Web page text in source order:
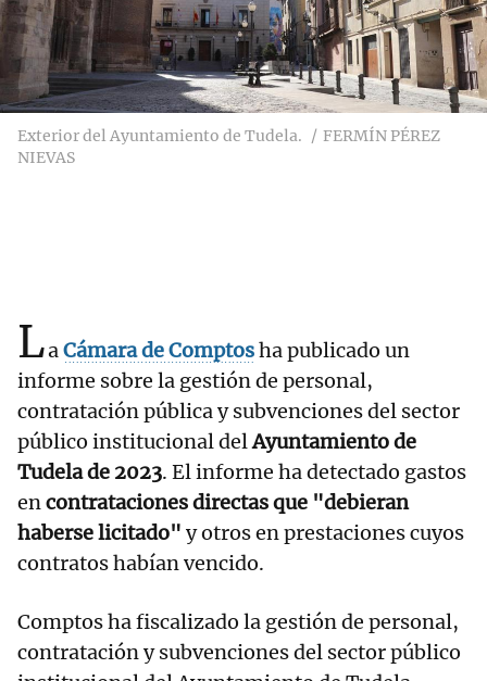
Exterior del Ayuntamiento de Tudela.
FERMÍN PÉREZ
NIEVAS
LaCámara de Comptosha publicado un
informe sobre la gestión de personal,
contratación pública y subvenciones del sector
público institucional delAyuntamiento de
Tudela de 2023. El informe ha detectado gastos
encontrataciones directas que "debieran
haberse licitado" y otros en prestaciones cuyos
contratos habían vencido.
Comptos ha fiscalizado la gestión de personal,
contratación y subvenciones del sector público